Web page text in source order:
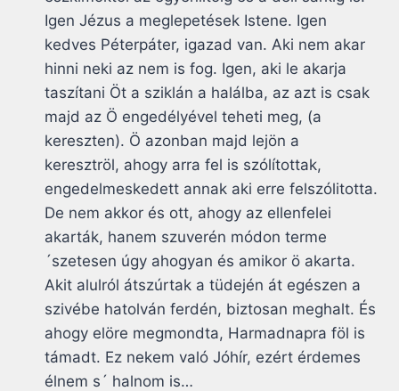
Igen Jézus a meglepetések Istene. Igen
kedves Péterpáter, igazad van. Aki nem akar
hinni neki az nem is fog. Igen, aki le akarja
taszítani Öt a sziklán a halálba, az azt is csak
majd az Ö engedélyével teheti meg, (a
kereszten). Ö azonban majd lejön a
keresztröl, ahogy arra fel is szólítottak,
engedelmeskedett annak aki erre felszólitotta.
De nem akkor és ott, ahogy az ellenfelei
akarták, hanem szuverén módon terme
´szetesen úgy ahogyan és amikor ö akarta.
Akit alulról átszúrtak a tüdején át egészen a
szivébe hatolván ferdén, biztosan meghalt. És
ahogy elöre megmondta, Harmadnapra föl is
támadt. Ez nekem való Jóhír, ezért érdemes
élnem s´ halnom is…